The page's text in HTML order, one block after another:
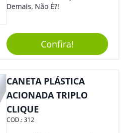
Demais, Não É?!
Confira!
CANETA PLÁSTICA
ACIONADA TRIPLO
CLIQUE
COD.:312